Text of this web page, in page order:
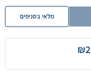
מלאי בסניפים